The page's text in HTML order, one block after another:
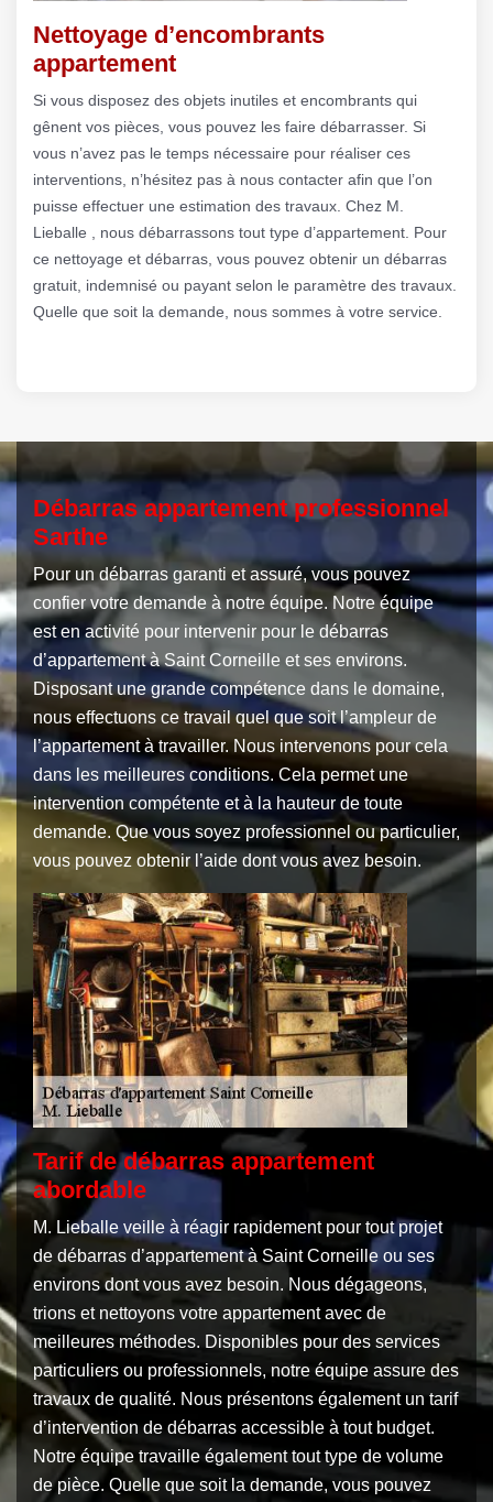
Nettoyage d’encombrants
appartement
Si vous disposez des objets inutiles et encombrants qui
gênent vos pièces, vous pouvez les faire débarrasser. Si
vous n’avez pas le temps nécessaire pour réaliser ces
interventions, n’hésitez pas à nous contacter afin que l’on
puisse effectuer une estimation des travaux. Chez M.
Lieballe , nous débarrassons tout type d’appartement. Pour
ce nettoyage et débarras, vous pouvez obtenir un débarras
gratuit, indemnisé ou payant selon le paramètre des travaux.
Quelle que soit la demande, nous sommes à votre service.
Débarras appartement professionnel
Sarthe
Pour un débarras garanti et assuré, vous pouvez
confier votre demande à notre équipe. Notre équipe
est en activité pour intervenir pour le débarras
d’appartement à Saint Corneille et ses environs.
Disposant une grande compétence dans le domaine,
nous effectuons ce travail quel que soit l’ampleur de
l’appartement à travailler. Nous intervenons pour cela
dans les meilleures conditions. Cela permet une
intervention compétente et à la hauteur de toute
demande. Que vous soyez professionnel ou particulier,
vous pouvez obtenir l’aide dont vous avez besoin.
Tarif de débarras appartement
abordable
M. Lieballe veille à réagir rapidement pour tout projet
de débarras d’appartement à Saint Corneille ou ses
environs dont vous avez besoin. Nous dégageons,
trions et nettoyons votre appartement avec de
meilleures méthodes. Disponibles pour des services
particuliers ou professionnels, notre équipe assure des
travaux de qualité. Nous présentons également un tarif
d’intervention de débarras accessible à tout budget.
Notre équipe travaille également tout type de volume
de pièce. Quelle que soit la demande, vous pouvez